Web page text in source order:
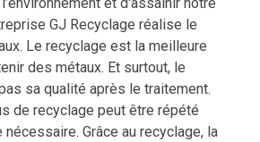
GJ Recyclage réalise le
Le recyclage est la meilleure
des métaux. Et surtout, le
sa qualité après le traitement.
de recyclage peut être répété
Grâce au recyclage, la